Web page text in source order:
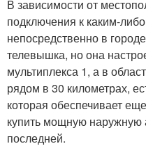
В зависимости от
подключения к каким-
непосредственно в
телевышка, но она
мультиплекса 1, а в
рядом в 30 километрах,
которая обеспечивает
купить мощную наружную
последней.